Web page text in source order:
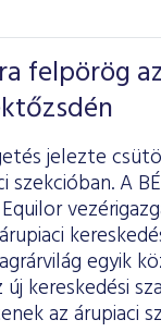
felpörög
jelezte
A
egyik
kereskedési
az árupiaci